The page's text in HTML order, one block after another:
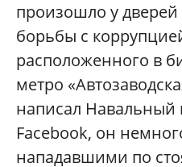
произошло у
борьбы с
расположенного в
метро
написал Навальный
Facebook, он
нападавшими по